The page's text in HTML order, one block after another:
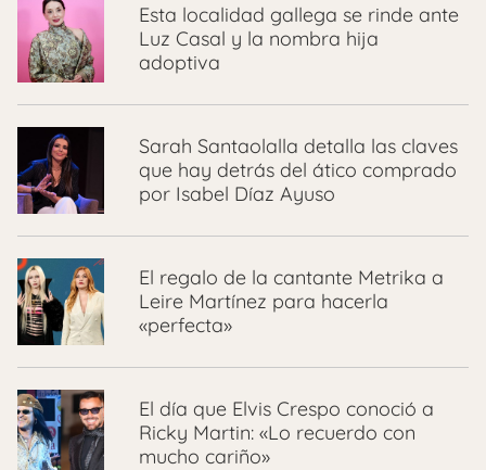
Esta localidad gallega se rinde ante
Luz Casal y la nombra hija
adoptiva
Sarah Santaolalla detalla las claves
que hay detrás del ático comprado
por Isabel Díaz Ayuso
El regalo de la cantante Metrika a
Leire Martínez para hacerla
«perfecta»
El día que Elvis Crespo conoció a
Ricky Martin: «Lo recuerdo con
mucho cariño»